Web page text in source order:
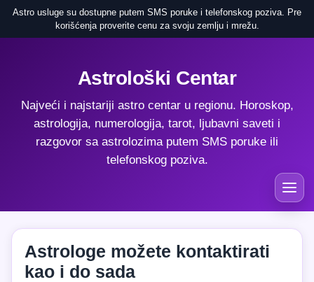
Astro usluge su dostupne putem SMS poruke i telefonskog poziva. Pre
korišćenja proverite cenu za svoju zemlju i mrežu.
Astrološki Centar
Najveći i najstariji astro centar u regionu. Horoskop,
astrologija, numerologija, tarot, ljubavni saveti i
razgovor sa astrolozima putem SMS poruke ili
telefonskog poziva.
Astrologe možete kontaktirati
kao i do sada